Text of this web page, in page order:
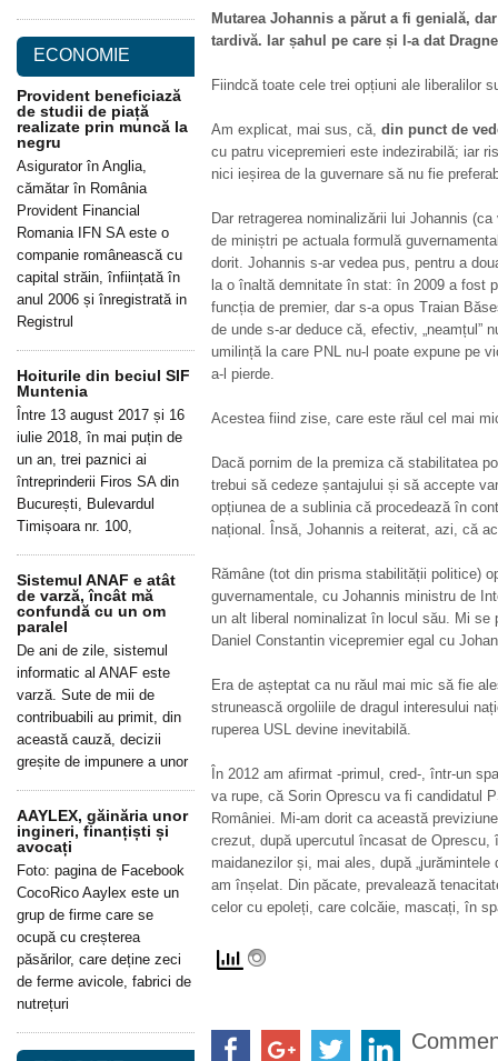
Mutarea Johannis a părut a fi genială,
tardivă. Iar șahul pe care și l-a dat
Fiindcă toate cele trei opțiuni ale liberalilor
Am explicat, mai sus, că, din punct de
cu patru vicepremieri este indezirabilă; iar
nici ieșirea de la guvernare să nu fie
Dar retragerea nominalizării lui Johannis
de miniștri pe actuala formulă
dorit. Johannis s-ar vedea pus, pentru a
la o înaltă demnitate în stat: în 2009 a fost
funcția de premier, dar s-a opus Traian
de unde s-ar deduce că, efectiv, „neamțul”
umilință la care PNL nu-l poate expune pe
a-l pierde.
Acestea fiind zise, care este răul cel mai
Dacă pornim de la premiza că stabilitatea
trebui să cedeze șantajului și să accepte
opțiunea de a sublinia că procedează în
național. Însă, Johannis a reiterat, azi, că
Rămâne (tot din prisma stabilității politice)
guvernamentale, cu Johannis ministru de
un alt liberal nominalizat în locul său. Mi se
Daniel Constantin vicepremier egal cu
Era de așteptat ca nu răul mai mic să fie
strunească orgoliile de dragul interesului
ruperea USL devine inevitabilă.
În 2012 am afirmat -primul, cred-, într-un
va rupe, că Sorin Oprescu va fi candidatul
României. Mi-am dorit ca această
crezut, după upercutul încasat de Oprescu,
maidanezilor și, mai ales, după
am înșelat. Din păcate, prevalează
celor cu epoleți, care colcăie, mascați, în
ECONOMIE
Provident beneficiază
de studii de piață
realizate prin muncă la
negru
Asigurator în Anglia,
cămătar în România
Provident Financial
Romania IFN SA este o
companie românească cu
capital străin, înființată în
anul 2006 și înregistrată in
Registrul
Hoiturile din beciul SIF
Muntenia
Între 13 august 2017 și 16
iulie 2018, în mai puțin de
un an, trei paznici ai
întreprinderii Firos SA din
București, Bulevardul
Timișoara nr. 100,
Sistemul ANAF e atât
de varză, încât mă
confundă cu un om
paralel
De ani de zile, sistemul
informatic al ANAF este
varză. Sute de mii de
contribuabili au primit, din
această cauză, decizii
greșite de impunere a unor
AAYLEX, găinăria unor
ingineri, finanțiști și
avocați
Foto: pagina de Facebook
CocoRico Aaylex este un
grup de firme care se
ocupă cu creșterea
păsărilor, care deține zeci
de ferme avicole, fabrici de
nutrețuri